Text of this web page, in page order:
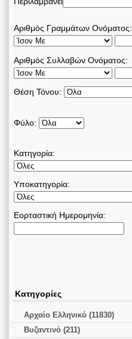
Αριθμός Γραμμάτων Ονόματος:
Αριθμός Συλλαβών Ονόματος:
Θέση Τόνου:
Φύλο:
Κατηγορία:
Υποκατηγορία:
Εορταστική Ημερομηνία:
Κατηγορίες
Αρχαίο Ελληνικό (11830)
Βυζαντινό (211)